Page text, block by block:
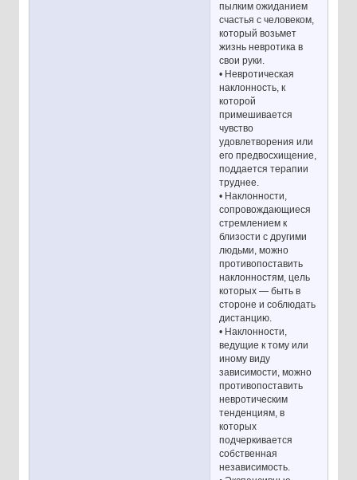
пылким ожиданием
счастья с человеком,
который возьмет
жизнь невротика в
свои руки.
• Невротическая
наклонность, к
которой
примешивается
чувство
удовлетворения или
его предвосхищение,
поддается терапии
труднее.
• Наклонности,
сопровождающиеся
стремлением к
близости с другими
людьми, можно
противопоставить
наклонностям, цель
которых — быть в
стороне и соблюдать
дистанцию.
• Наклонности,
ведущие к тому или
иному виду
зависимости, можно
противопоставить
невротическим
тенденциям, в
которых
подчеркивается
собственная
независимость.